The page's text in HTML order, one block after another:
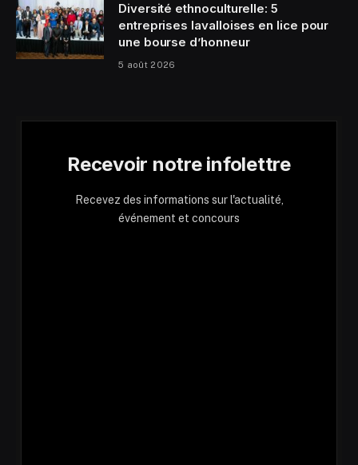
Diversité ethnoculturelle: 5
entreprises lavalloises en lice pour
une bourse d’honneur
5 août 2026
Recevoir notre infolettre
Recevez des informations sur l'actualité,
événement et concours